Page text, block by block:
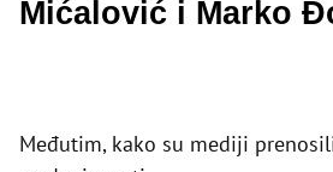
Mićalović i Marko
Međutim, kako su mediji